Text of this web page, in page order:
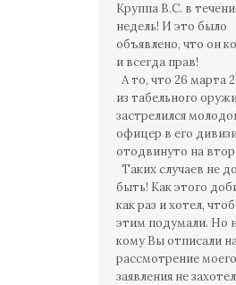
Круппа В.С. в
недель! И это было
объявлено, что он
и всегда прав!
А то, что 26 марта
из табельного
застрелился
офицер в его
отодвинуто на
Таких случаев не
быть! Как этого
как раз и хотел,
этим подумали. Но
кому Вы отписали
рассмотрение моего
заявления не